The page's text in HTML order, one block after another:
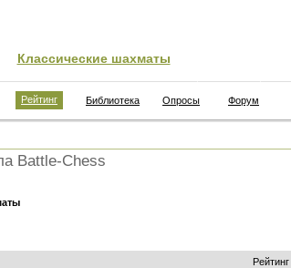
Классические шахматы
Рейтинг Библиотека Опросы Форум
Battle-Chess
Рейтинг